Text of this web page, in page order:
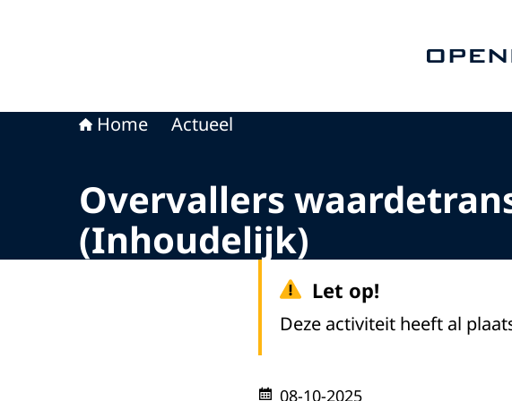
Home Actueel
Overvallers
(Inhoudelijk)
Let op!
Deze activiteit heeft al
08-10-2025